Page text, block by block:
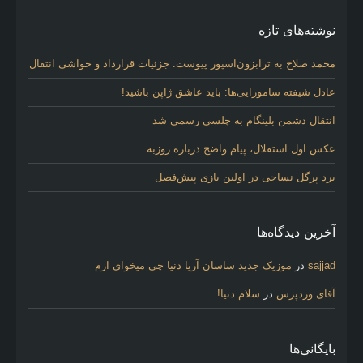
نوشته‌های تازه
محمد صلاح به ترابزون‌اسپور پیوست: جزئیات قرارداد و حواشی انتقال
عادل شیفته سامورایی‌ها: باید عاشق ژاپن باشید!
انتقال دشمن بلینگام به چلسی رسمی شد
عکس اول استقلال، پیام واضح درباره روزبه
برد پرگل نساجی در اولین بازی پیش‌فصل
آخرین دیدگاه‌ها
sajjad در موزیک جدید ساسان آریا دنیا چی میخوای ازم
آقای وردپرس در سلام دنیا!
بایگانی‌ها